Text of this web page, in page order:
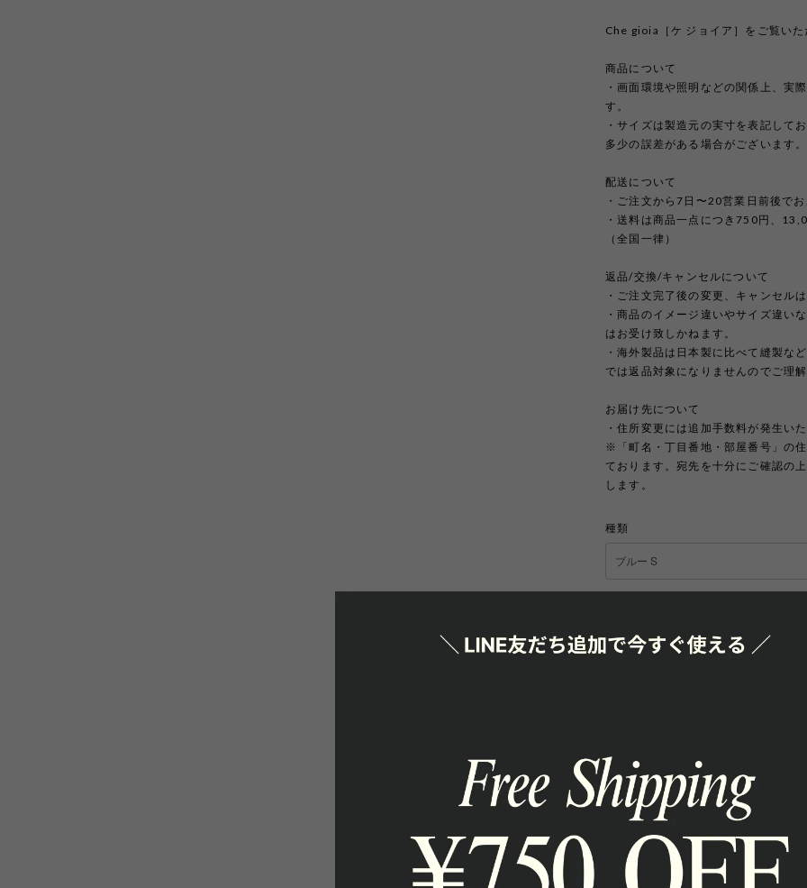
Che gioia［ケ ジョイア］をご覧い
商品について
・画面環境や照明などの関係上、実
す。
・サイズは製造元の実寸を表記して
多少の誤差がある場合がございます。
配送について
・ご注文から7日〜20営業日前後で
・送料は商品一点につき750円、
（全国一律）
返品/交換/キャンセルについて
・ご注文完了後の変更、キャンセル
・商品のイメージ違いやサイズ違い
はお受け致しかねます。
・海外製品は日本製に比べて縫製な
では返品対象になりませんのでご理
お届け先について
・住所変更には追加手数料が発生い
※「町名・丁目番地・部屋番号」の
ております。宛先を十分にご確認の
します。
種類
日本国内にお